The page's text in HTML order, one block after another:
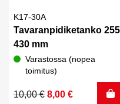
K17-30A
Tavaranpidiketanko
430 mm
Varastossa (nopea
toimitus)
10,00€
Alkuperäinen
8,00 €
Nykyinen